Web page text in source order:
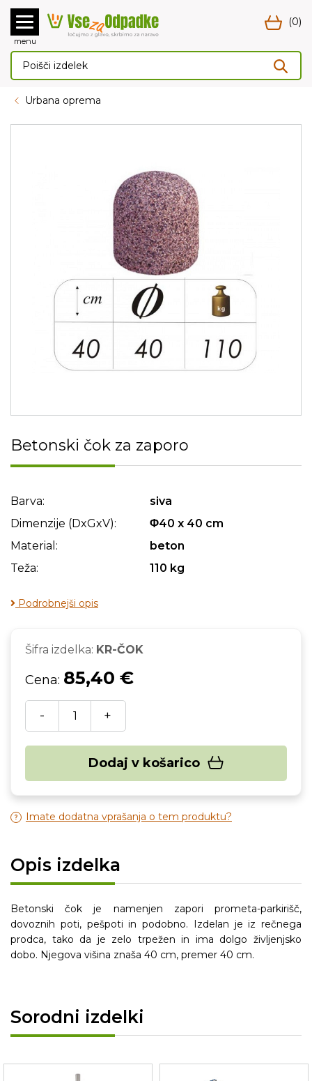
menu
(0)
Urbana oprema
Betonski čok za zaporo
Barva:
siva
Dimenzije (DxGxV):
Φ40 x 40 cm
Material:
beton
Teža:
110 kg
Podrobnejši opis
Šifra izdelka: KR-ČOK
Cena: 85,40 €
- +
Dodaj v košarico
Imate dodatna vprašanja o tem produktu?
Opis izdelka
Betonski čok je namenjen zapori prometa-parkirišč,
dovoznih poti, pešpoti in podobno. Izdelan je iz rečnega
prodca, tako da je zelo trpežen in ima dolgo življenjsko
dobo. Njegova višina znaša 40 cm, premer 40 cm.
Sorodni izdelki